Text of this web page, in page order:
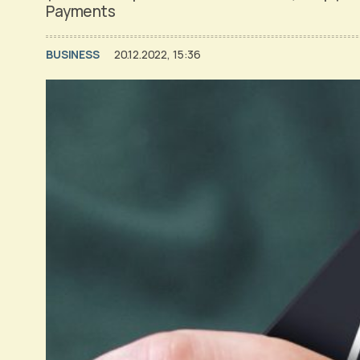
Payments
BUSINESS 20.12.2022, 15:36